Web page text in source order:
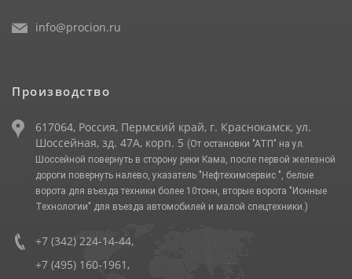
info@procion.ru
Производство
617064, Россия, Пермский край, г. Краснокамск, ул.
Шоссейная, зд. 47А, корп. 5 (От остановки "АТП" на ул.
Шоссейной повернуть в сторону реки Кама, после первой железной
дороги повернуть налево, указатель "Нефтехимсервис ", белые
ворота для въезда техники более 10тонн, вторые ворота "Ионные
Технологии" для въезда автомобилей и малой спецтехники.)
+7 (342) 224-14-44,
+7 (495) 160-1961 ,